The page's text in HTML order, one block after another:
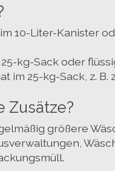
10-Liter-Kanister
kg-Sack oder
im 25-kg-Sack, z.
Zusätze?
größere